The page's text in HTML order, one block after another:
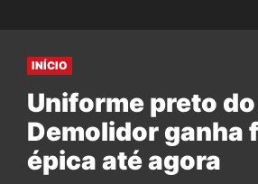
INÍCIO
Uniforme preto do
Demolidor ganha
épica até agora